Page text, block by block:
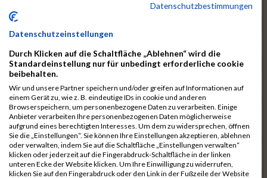
00:37:08.8
1754
1526
Jelinek
00:37:24.8
1586
Mau
00:37:35.5
1670
Schmoldt
00:37:36.5
1753
Zimbal
00:37:41.5
1513
Heynen
00:37:42.0
Datenschutzbestimmungen
Datenschutzeinstellungen
Durch Klicken auf die Schaltfläche „Ablehnen“ wird die
Standardeinstellung nur für unbedingt erforderliche cookie
beibehalten.
Wir und unsere Partner speichern und/oder greifen auf Informationen auf
einem Gerät zu, wie z. B. eindeutige IDs in cookie und anderen
Browserspeichern, um personenbezogene Daten zu verarbeiten. Einige
Anbieter verarbeiten Ihre personenbezogenen Daten möglicherweise
aufgrund eines berechtigten Interesses. Um dem zu widersprechen, öffnen
Sie die „Einstellungen“. Sie können Ihre Einstellungen akzeptieren, ablehnen
oder verwalten, indem Sie auf die Schaltfläche „Einstellungen verwalten“
klicken oder jederzeit auf die Fingerabdruck-Schaltfläche in der linken
unteren Ecke der Website klicken. Um Ihre Einwilligung zu widerrufen,
klicken Sie auf den Fingerabdruck oder den Link in der Fußzeile der Website